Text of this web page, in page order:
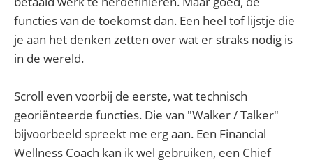
functies van de toekomst dan. Een heel tof lijstje die
je aan het denken zetten over wat er straks nodig is
in de wereld.
Scroll even voorbij de eerste, wat technisch
georiënteerde functies. Die van "Walker / Talker"
bijvoorbeeld spreekt me erg aan. Een Financial
Wellness Coach kan ik wel gebruiken, een Chief